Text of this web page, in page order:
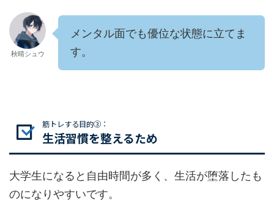
秋晴シュウ
メンタル面でも優位な状態に立てま
す。
筋トレする目的③：
生活習慣を整えるため
大学生になると自由時間が多く、生活が堕落したも
のになりやすいです。